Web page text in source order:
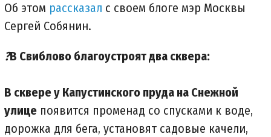
Об этом рассказал с своем блоге мэр Москвы
Сергей Собянин.
?В Свиблово благоустроят два сквера:
В сквере у Капустинского пруда на Снежной
улице появится променад со спусками к воде,
дорожка для бега, установят садовые качели,